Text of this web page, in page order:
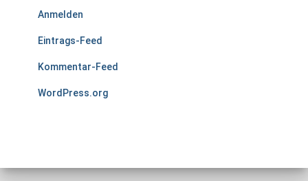
Anmelden
Eintrags-Feed
Kommentar-Feed
WordPress.org